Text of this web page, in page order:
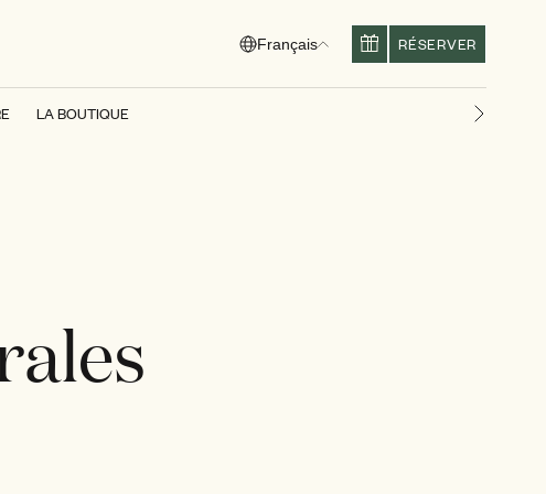
Français RÉSERVER
LA BOUTIQUE